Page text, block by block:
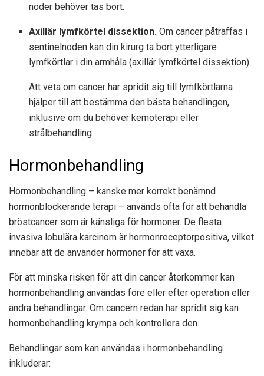
noder behöver tas bort.
Axillär lymfkörtel dissektion. Om cancer påträffas i
sentinelnoden kan din kirurg ta bort ytterligare
lymfkörtlar i din armhåla (axillär lymfkörtel dissektion).
Att veta om cancer har spridit sig till lymfkörtlarna
hjälper till att bestämma den bästa behandlingen,
inklusive om du behöver kemoterapi eller
strålbehandling.
Hormonbehandling
Hormonbehandling – kanske mer korrekt benämnd
hormonblockerande terapi – används ofta för att behandla
bröstcancer som är känsliga för hormoner. De flesta
invasiva lobulära karcinom är hormonreceptorpositiva, vilket
innebär att de använder hormoner för att växa.
För att minska risken för att din cancer återkommer kan
hormonbehandling användas före eller efter operation eller
andra behandlingar. Om cancern redan har spridit sig kan
hormonbehandling krympa och kontrollera den.
Behandlingar som kan användas i hormonbehandling
inkluderar: